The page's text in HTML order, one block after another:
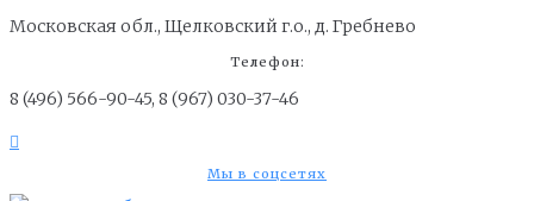
Московская обл., Щелковский г.о., д. Гребнево
Телефон:
8 (496) 566-90-45, 8 (967) 030-37-46
Мы в соцсетях